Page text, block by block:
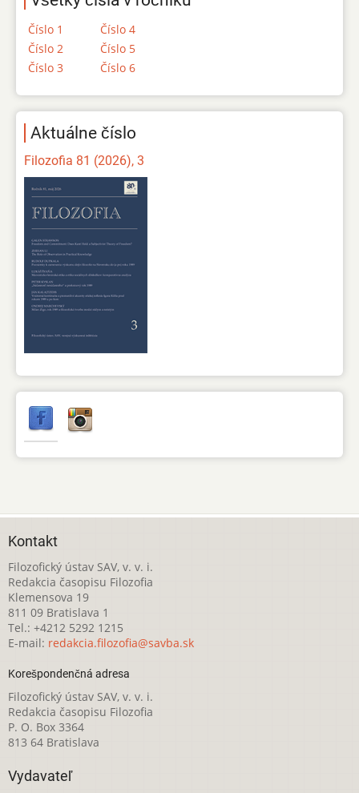
Číslo 1
Číslo 2
Číslo 3
Číslo 4
Číslo 5
Číslo 6
Aktuálne číslo
Filozofia 81 (2026), 3
Kontakt
Filozofický ústav SAV, v. v. i.
Redakcia časopisu Filozofia
Klemensova 19
811 09 Bratislava 1
Tel.: +4212 5292 1215
E-mail: redakcia.filozofia@savba.sk
Korešpondenčná adresa
Filozofický ústav SAV, v. v. i.
Redakcia časopisu Filozofia
P. O. Box 3364
813 64 Bratislava
Vydavateľ